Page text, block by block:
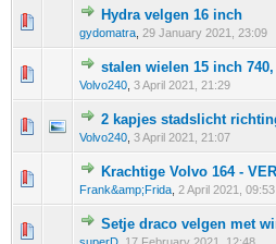
Hydra velgen 16 inch
gydomatra 29 January 2021, 23:09
0 stem - 0 van 5
12
stalen wielen 15 inch 740,
Volvo240 3 April 2021, 21:29
0 stem - 0 van 5
12 345
2 kapjes stadslicht
Volvo240 3 April 2021, 21:07
0 stem - 0 van 5
1 2345
Krachtige Volvo 164 -
Frank&amp;Frida 2 April 2021, 09:53
0 stem - 0 van 5
12345
Setje draco velgen met
0 stem - 0 van 5
1234 5